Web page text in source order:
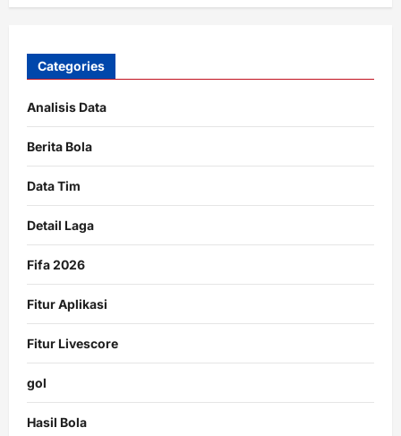
Categories
Analisis Data
Berita Bola
Data Tim
Detail Laga
Fifa 2026
Fitur Aplikasi
Fitur Livescore
gol
Hasil Bola